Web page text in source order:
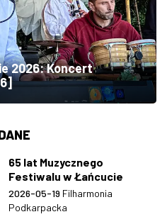
2026: Koncert
65 lat Muzycznego
Festiwalu w Łańcucie
2026-05-19 Filharmonia
Podkarpacka